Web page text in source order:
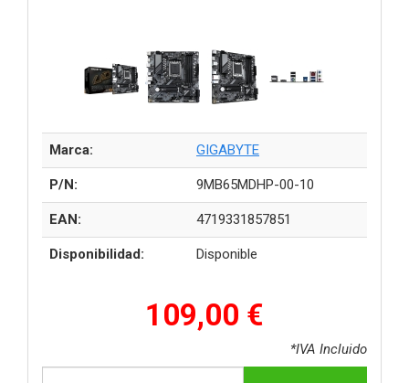
Marca: GIGABYTE
P/N: 9MB65MDHP-00-10
EAN: 4719331857851
Disponibilidad: Disponible
109,00 €
*IVA Incluido